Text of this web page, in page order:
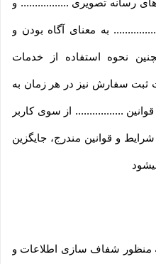
رسانه تصویری ................. و
به معنای آگاه بودن و
نحوه استفاده از خدمات
ثبت سفارش نیز در هر زمان به
................. از سوی کاربر
و قوانین مندرج، جایگزین
منظور شفاف سازی اطلاعات و